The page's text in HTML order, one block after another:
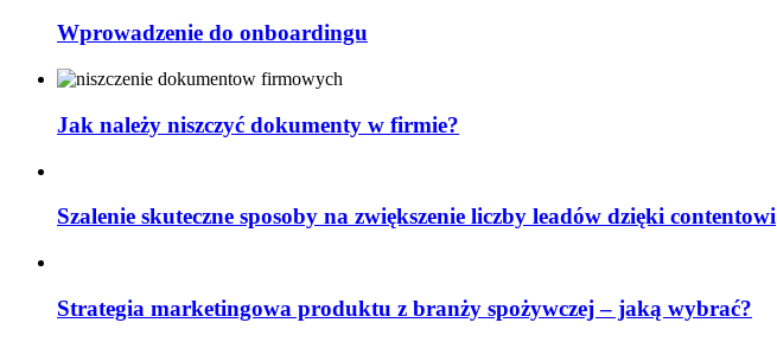
Wprowadzenie do onboardingu
Jak należy niszczyć dokumenty w firmie?
Szalenie skuteczne sposoby na zwiększenie liczby leadów dzięki contentowi
Strategia marketingowa produktu z branży spożywczej – jaką wybrać?